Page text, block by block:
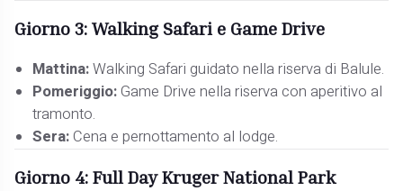
Giorno 3: Walking Safari e Game Drive
Mattina:Walking Safari guidato nella riserva di Balule.
Pomeriggio:Game Drive nella riserva con aperitivo al
tramonto.
Sera:Cena e pernottamento al lodge.
Giorno 4: Full Day Kruger National Park